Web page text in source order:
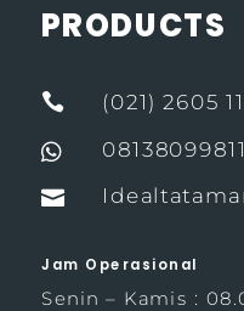
PRODUCTS
 (021) 2605


Jam Operasional
Senin – Kamis :